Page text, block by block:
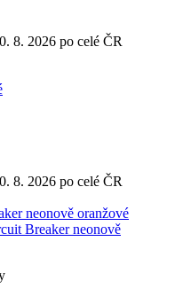
8. 2026 po celé ČR
8. 2026 po celé ČR
Breaker neonově